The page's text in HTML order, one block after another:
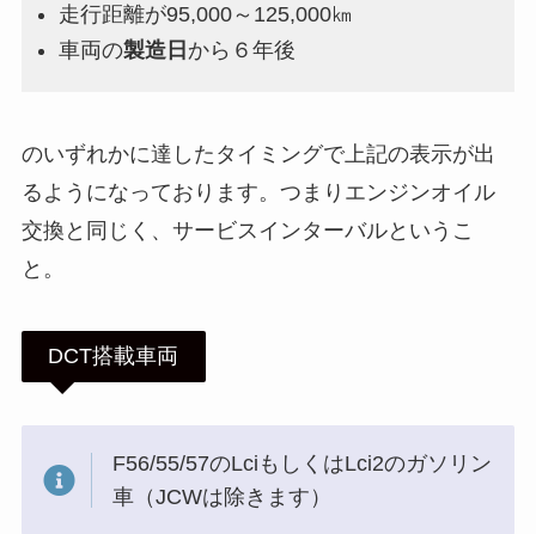
走行距離が95,000～125,000㎞
車両の製造日 から６年後
のいずれかに達したタイミングで上記の表示が出
るようになっております。つまりエンジンオイル
交換と同じく、サービスインターバルというこ
と。
DCT搭載車両
F56/55/57のLciもしくはLci2のガソリン
車（JCWは除きます）